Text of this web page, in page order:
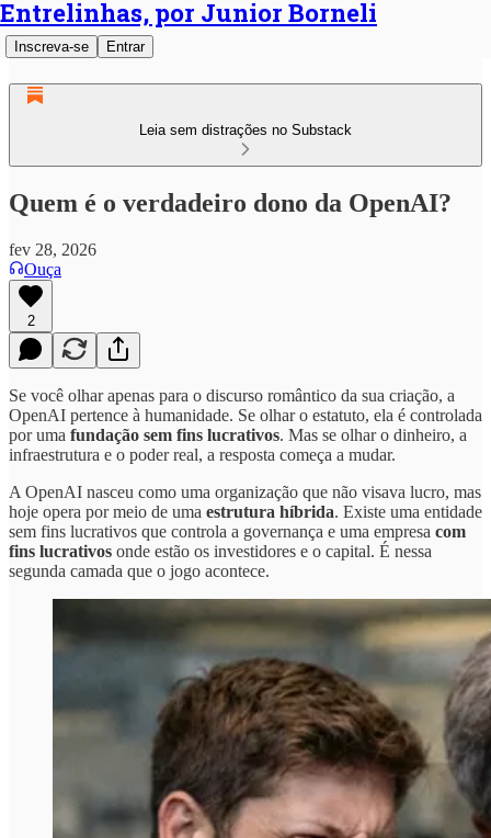
Entrelinhas, por Junior Borneli
Inscreva-se Entrar
Leia sem distrações no Substack
Quem é o verdadeiro dono da OpenAI?
fev 28, 2026
Ouça
2
Se você olhar apenas para o discurso romântico da sua criação, a
OpenAI pertence à humanidade. Se olhar o estatuto, ela é controlada
por uma fundação sem fins lucrativos. Mas se olhar o dinheiro, a
infraestrutura e o poder real, a resposta começa a mudar.
A OpenAI nasceu como uma organização que não visava lucro, mas
hoje opera por meio de uma estrutura híbrida. Existe uma entidade
sem fins lucrativos que controla a governança e uma empresa com
fins lucrativos onde estão os investidores e o capital. É nessa
segunda camada que o jogo acontece.